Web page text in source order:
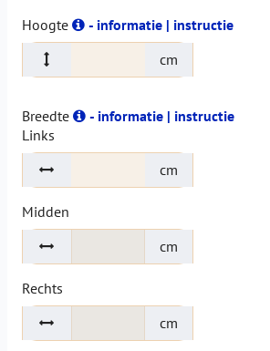
Hoogte
- informatie | instructie
cm
Breedte
- informatie | instructie
Links
cm
Midden
cm
Rechts
cm